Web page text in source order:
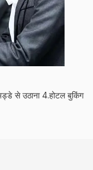
से उठाना 4.होटल बुकिंग